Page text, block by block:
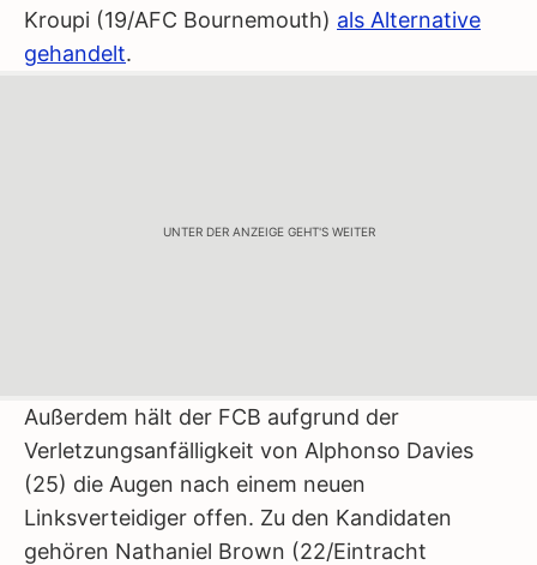
Kroupi (19/AFC Bournemouth) als Alternative
gehandelt.
UNTER DER ANZEIGE GEHT'S WEITER
Außerdem hält der FCB aufgrund der
Verletzungsanfälligkeit von Alphonso Davies
(25) die Augen nach einem neuen
Linksverteidiger offen. Zu den Kandidaten
gehören Nathaniel Brown (22/Eintracht